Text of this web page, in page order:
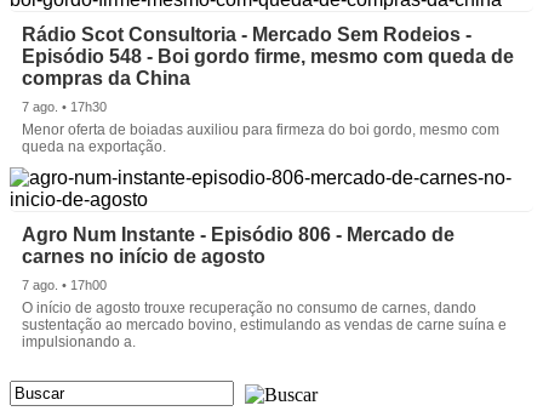
Rádio Scot Consultoria - Mercado Sem Rodeios -
Episódio 548 - Boi gordo firme, mesmo com queda de
compras da China
7 ago. • 17h30
Menor oferta de boiadas auxiliou para firmeza do boi gordo, mesmo com
queda na exportação.
Agro Num Instante - Episódio 806 - Mercado de
carnes no início de agosto
7 ago. • 17h00
O início de agosto trouxe recuperação no consumo de carnes, dando
sustentação ao mercado bovino, estimulando as vendas de carne suína e
impulsionando a.